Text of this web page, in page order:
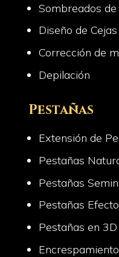
Sombreados de
Diseño de
Corrección de
Depilación
Pestañas
Extensión de
Pestañas
Pestañas
Pestañas
Pestañas en 3D